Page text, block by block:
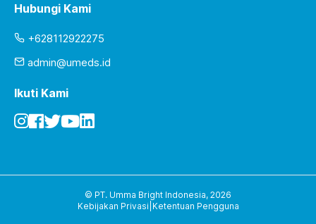
Hubungi Kami
+628112922275
admin@umeds.id
Ikuti Kami
© PT. Umma Bright Indonesia, 2026
Kebijakan Privasi Ketentuan Pengguna